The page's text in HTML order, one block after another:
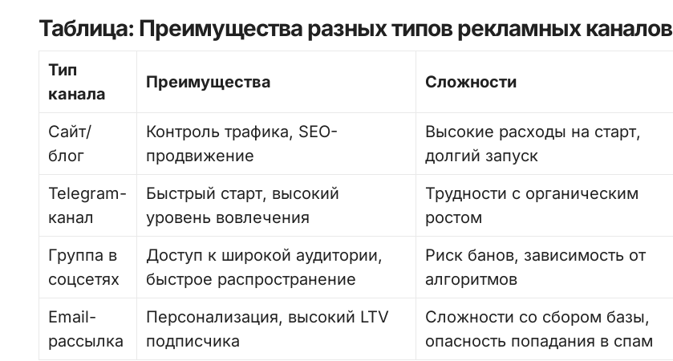
Таблица: Преимущества разных типов рекламных каналов
Тип
канала
Преимущества Сложности
Сайт/
блог
Контроль трафика, SEO-
продвижение
Высокие расходы на старт,
долгий запуск
Telegram-
канал
Быстрый старт, высокий
уровень вовлечения
Трудности с органическим
ростом
Группа в
соцсетях
Доступ к широкой аудитории,
быстрое распространение
Риск банов, зависимость от
алгоритмов
Email-
рассылка
Персонализация, высокий LTV
подписчика
Сложности со сбором базы,
опасность попадания в спам